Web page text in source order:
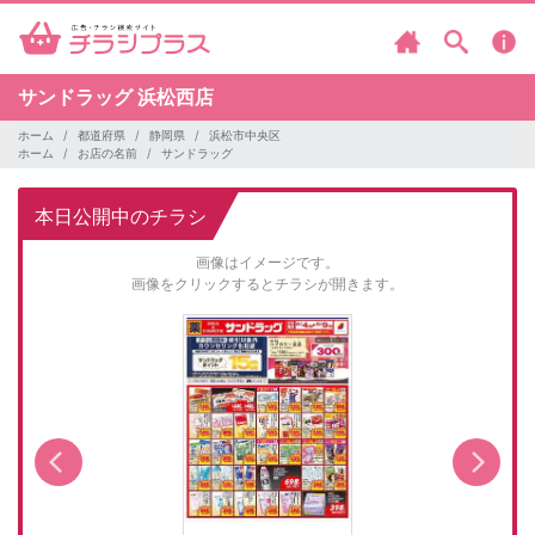
サンドラッグ浜松西店
ホーム 都道府県 静岡県
浜松市中央区
ホーム
お店の名前 サンドラッグ
本日公開中のチラシ
画像はイメージです。
画像をクリックするとチラシが開きます。